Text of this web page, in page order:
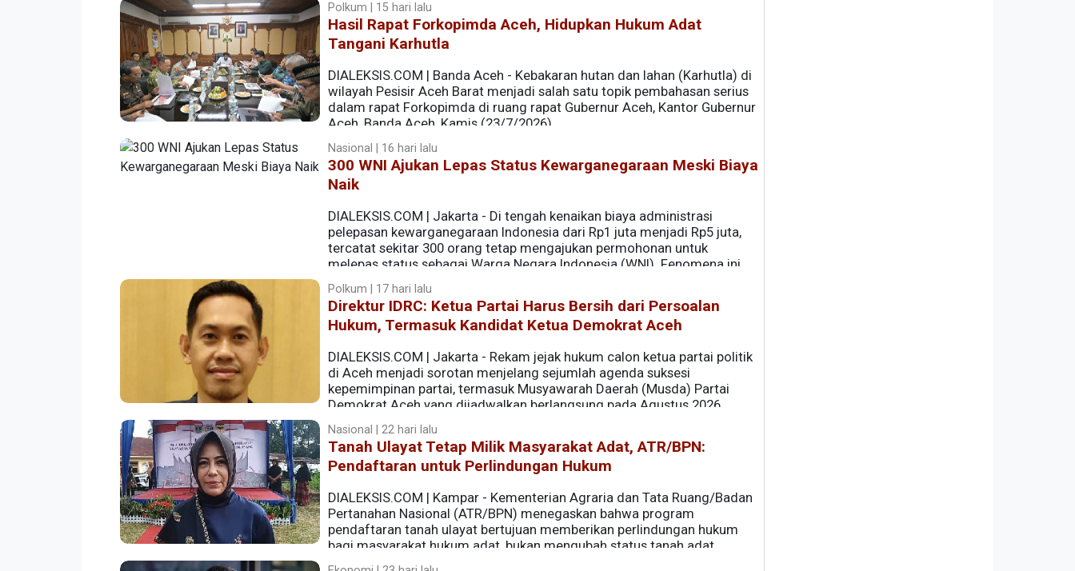
Polkum | 15 hari lalu
Hasil Rapat Forkopimda Aceh, Hidupkan Hukum Adat
Tangani Karhutla
DIALEKSIS.COM | Banda Aceh - Kebakaran hutan dan lahan (Karhutla) di
wilayah Pesisir Aceh Barat menjadi salah satu topik pembahasan serius
dalam rapat Forkopimda di ruang rapat Gubernur Aceh, Kantor Gubernur
Aceh, Banda Aceh, Kamis (23/7/2026).
Nasional | 16 hari lalu
300 WNI Ajukan Lepas Status Kewarganegaraan Meski Biaya
Naik
DIALEKSIS.COM | Jakarta - Di tengah kenaikan biaya administrasi
pelepasan kewarganegaraan Indonesia dari Rp1 juta menjadi Rp5 juta,
tercatat sekitar 300 orang tetap mengajukan permohonan untuk
melepas status sebagai Warga Negara Indonesia (WNI). Fenomena ini
memunculkan pertanyaan publik, terlebih setelah sebelumnya Presiden Prabowo Subianto sempat
melontarkan pernyataan yang menyinggung warga yang tidak bangga menjadi orang Indonesia dipersilakan
meninggalkan Indonesia.
Polkum | 17 hari lalu
Direktur IDRC: Ketua Partai Harus Bersih dari Persoalan
Hukum, Termasuk Kandidat Ketua Demokrat Aceh
DIALEKSIS.COM | Jakarta - Rekam jejak hukum calon ketua partai politik
di Aceh menjadi sorotan menjelang sejumlah agenda suksesi
kepemimpinan partai, termasuk Musyawarah Daerah (Musda) Partai
Demokrat Aceh yang dijadwalkan berlangsung pada Agustus 2026.
Nasional | 22 hari lalu
Tanah Ulayat Tetap Milik Masyarakat Adat, ATR/BPN:
Pendaftaran untuk Perlindungan Hukum
DIALEKSIS.COM | Kampar - Kementerian Agraria dan Tata Ruang/Badan
Pertanahan Nasional (ATR/BPN) menegaskan bahwa program
pendaftaran tanah ulayat bertujuan memberikan perlindungan hukum
bagi masyarakat hukum adat, bukan mengubah status tanah adat
menjadi tanah negara.